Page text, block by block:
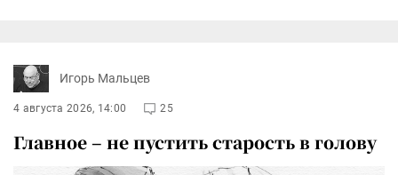
Игорь Мальцев
4 августа 2026, 14:00 25
Главное – не пустить старость в голову